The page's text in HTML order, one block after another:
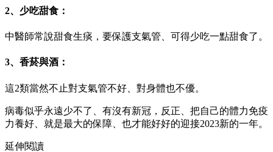
2、少吃甜食：
中醫師常說甜食生痰，要保護支氣管、可得少吃一點甜食了。
3、香菸與酒：
這2類當然不止對支氣管不好、對身體也不優。
病毒似乎永遠少不了、有沒有新冠，反正、把自己的體力免疫
力養好、就是最大的保障、也才能好好的迎接2023新的一年。
延伸閱讀